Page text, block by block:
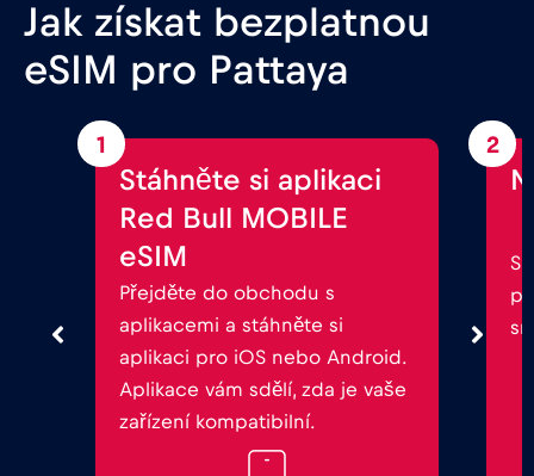
Jak získat bezplatnou
eSIM pro Pattaya
1
Stáhněte si aplikaci
Red Bull MOBILE
eSIM
Přejděte do obchodu s
aplikacemi a stáhněte si
aplikaci pro iOS nebo Android.
Aplikace vám sdělí, zda je vaše
zařízení kompatibilní.
2